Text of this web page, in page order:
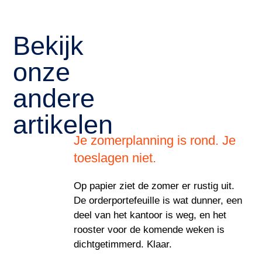
Bekijk
onze
andere
artikelen
Je zomerplanning is rond. Je
toeslagen niet.
Op papier ziet de zomer er rustig uit.
De orderportefeuille is wat dunner, een
deel van het kantoor is weg, en het
rooster voor de komende weken is
dichtgetimmerd. Klaar.